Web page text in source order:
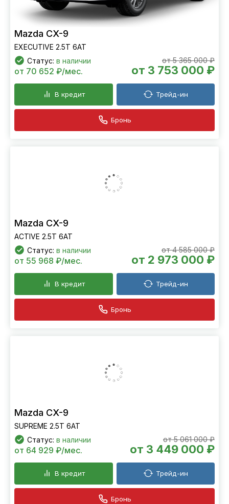
Mazda CX-9
EXECUTIVE 2.5T 6АТ
Статус: в наличии от 5 365 000 ₽
от 3 753 000 ₽
от 70 652 ₽/мес.
В кредит Трейд-ин
Бронь
Mazda CX-9
ACTIVE 2.5T 6АТ
Статус: в наличии от 4 585 000 ₽
от 2 973 000 ₽
от 55 968 ₽/мес.
В кредит Трейд-ин
Бронь
Mazda CX-9
SUPREME 2.5T 6АТ
Статус: в наличии от 5 061 000 ₽
от 3 449 000 ₽
от 64 929 ₽/мес.
В кредит Трейд-ин
Бронь